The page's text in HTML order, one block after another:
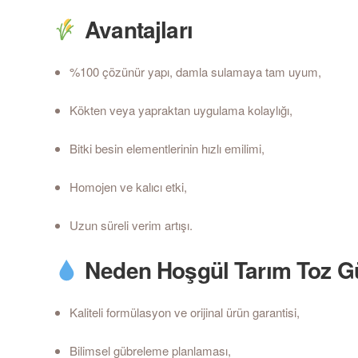
Avantajları
%100 çözünür yapı, damla sulamaya tam uyum,
Kökten veya yapraktan uygulama kolaylığı,
Bitki besin elementlerinin hızlı emilimi,
Homojen ve kalıcı etki,
Uzun süreli verim artışı.
Neden Hoşgül Tarım Toz
Kaliteli formülasyon ve orijinal ürün garantisi,
Bilimsel gübreleme planlaması,